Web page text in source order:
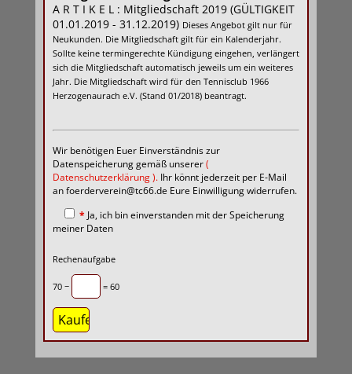
A R T I K E L : Mitgliedschaft 2019 (GÜLTIGKEIT
01.01.2019 - 31.12.2019) Dieses Angebot gilt nur für
Neukunden. Die Mitgliedschaft gilt für ein Kalenderjahr.
Sollte keine termingerechte Kündigung eingehen, verlängert
sich die Mitgliedschaft automatisch jeweils um ein weiteres
Jahr. Die Mitgliedschaft wird für den Tennisclub 1966
Herzogenaurach e.V. (Stand 01/2018) beantragt.
Wir benötigen Euer Einverständnis zur
Datenspeicherung gemäß unserer(
Datenschutzerklärung). Ihr könnt jederzeit per E-Mail
an foerderverein@tc66.de Eure Einwilligung widerrufen.
* Ja, ich bin einverstanden mit der Speicherung
meiner Daten
Rechenaufgabe
70 − = 60